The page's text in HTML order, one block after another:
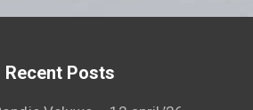
Recent Posts